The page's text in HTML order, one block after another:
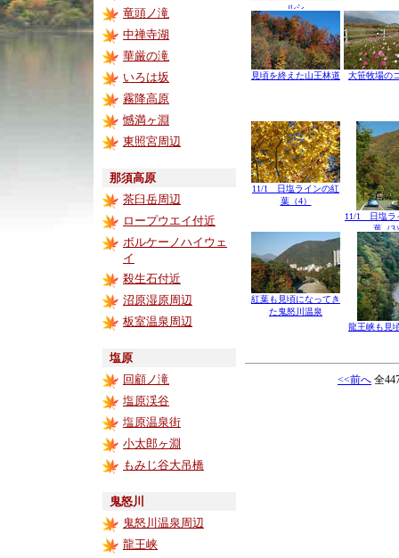
竜頭ノ滝
中禅寺湖
華厳の滝
いろは坂
霧降高原
憾満ヶ淵
東照宮周辺
那須高原
茶臼岳周辺
ロープウエイ付近
ボルケーノハイウェ
イ
殺生石付近
沼原湿原周辺
板室温泉周辺
塩原
回顧ノ滝
塩原渓谷
塩原温泉街
小太郎ヶ淵
もみじ谷大吊橋
鬼怒川
鬼怒川温泉周辺
龍王峡
ルシ
見頃を終えた山王林道 大笹牧場の
11/1 日塩ラインの紅
葉（4）
11/1 日塩ラ
葉（3
紅葉も見頃になってき
た鬼怒川温泉
龍王峡も見
<<前へ 全